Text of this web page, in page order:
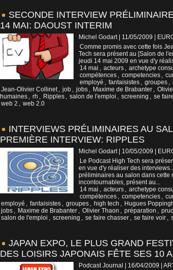
SECONDE INTERVIEW
14 MAI: DAOUST INTERIM
Michel Godart | 11/05/2009
Comme promis avec cette fois
Tech sera présent au [Salon de
jeudi 14 mai 2009 en vue d'y
14 mai , acteurs , archetype
compétences , competencies ,
employé , fantaisistes , groupes ,
Jean-Olivier Collinet , job , jobs , Maxime de Brabanter ,
humaines , rh , Ripples , salon de l'emploi , screening , se
web 2 , web 2.0
INTERVIEWS PRÉLIMINAIRES AU
PREMIÈRE INTERVIEW: RIPPLES
Michel Godart | 10/05/2009
Le Podcast High Tech sera
en vue d'y réaliser des
préliminaires au salon dans cette
incontournables, présent au...
14 mai , acteurs , archetype
compétences , competencies ,
employé , fantaisistes , groupes , high tech , Hugues
jobs , Maxime de Brabanter , Olivier Thaon , préparation ,
salon de l'emploi , screening , se faire chasser , se faire voir ,
JAPAN EXPO, LE PLUS GRAND
DES LOISIRS JAPONAIS FÊTE SES 10
Podcast Journal | 16/04/2009